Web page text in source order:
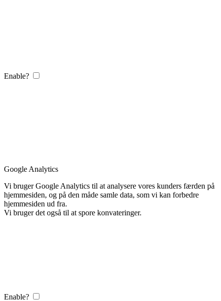
Enable?
Google Analytics
Vi bruger Google Analytics til at analysere vores kunders færden på
hjemmesiden, og på den måde samle data, som vi kan forbedre
hjemmesiden ud fra.
Vi bruger det også til at spore konvateringer.
Enable?